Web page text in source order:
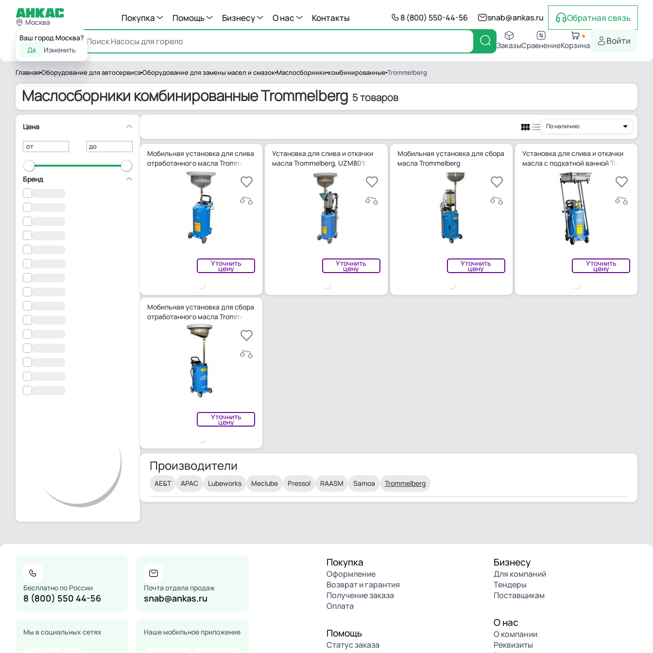
Москва
Ваш город Москва?
Да
Изменить
Покупка Помощь Бизнесу О нас Контакты 8 (800) 550-44-56 snab@ankas.ru Обратная связь
Каталог ЗаказыСравнениеКорзина Войти
ГлавнаяОборудование для автосервисаОборудование для замены масел и смазок Маслосборники комбинированные Trommelberg
Маслосборники комбинированные Trommelberg 5 товаров
Цена
от до
Бренд
По наличию
Мобильная установка для слива
отработанного масла Trommelberg
Уточнить
цену
Установка для слива и откачки
масла Trommelberg, UZM8097
Уточнить
цену
Мобильная установка для сбора
масла Trommelberg
Уточнить
цену
Установка для слива и откачки
масла с подкатной ванной
Уточнить
цену
Мобильная установка для сбора
отработанного масла Trommelberg
Уточнить
цену
Производители
AE&T APAC Lubeworks Meclube Pressol RAASM Samoa Trommelberg
Бесплатно по России
8 (800) 550 44-56
Почта отдела продаж
snab@ankas.ru
Мы в социальных сетях Наше мобильное приложение
Покупка
Оформление
Возврат и гарантия
Получение заказа
Оплата
Помощь
Статус заказа
Бизнесу
Для компаний
Тендеры
Поставщикам
О нас
О компании
Реквизиты